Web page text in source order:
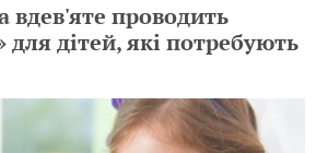
вдев'яте проводить
для дітей, які потребують